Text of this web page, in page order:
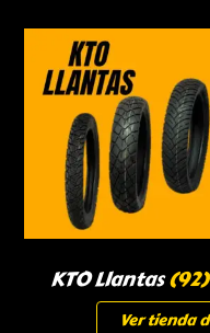
KTO Llantas(92)
Ver tienda